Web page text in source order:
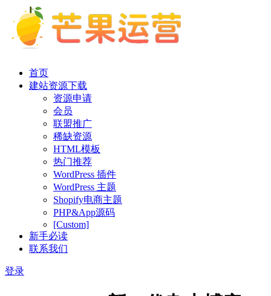
首页
建站资源下载
资源申请
会员
联盟推广
稀缺资源
HTML模板
热门推荐
WordPress 插件
WordPress 主题
Shopify电商主题
PHP&App源码
[Custom]
新手必读
联系我们
登录